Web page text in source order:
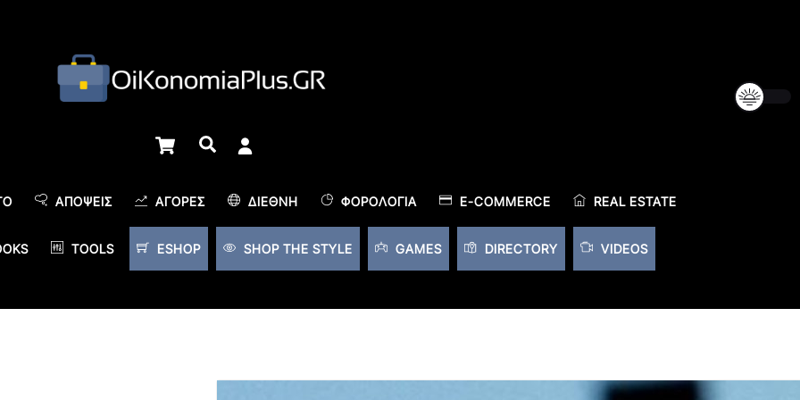
Cart Αναζήτηση
ΑΠΌΨΕΙΣ ΑΓΟΡΈΣ ΔΙΕΘΝΉ ΦΟΡΟΛΟΓΊΑ E-COMMERCE REAL ESTATE
TOOLS ESHOP SHOP THE STYLE GAMES DIRECTORY VIDEOS